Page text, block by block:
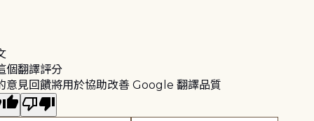
個翻譯評分
意見回饋將用於協助改善 Google 翻譯品質